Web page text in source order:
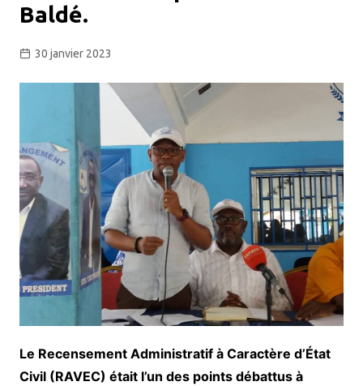
Baldé.
30 janvier 2023
Le Recensement Administratif à Caractère d’État
Civil (RAVEC) était l’un des points débattus à